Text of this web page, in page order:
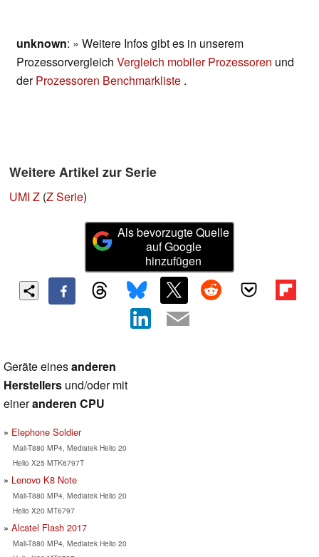
unknown: » Weitere Infos gibt es in unserem
Prozessorvergleich Vergleich mobiler Prozessoren und
derProzessoren Benchmarkliste .
Weitere Artikel zur Serie
UMI Z (Z Serie)
Als bevorzugte Quelle
auf Google
hinzufügen
Geräte einesanderen
Herstellers und/oder mit
eineranderen CPU
Elephone Soldier
Mali-T880 MP4, Mediatek Helio 20
Helio X25 MTK6797T
Lenovo K8 Note
Mali-T880 MP4, Mediatek Helio 20
Helio X20 MT6797
Alcatel Flash 2017
Mali-T880 MP4, Mediatek Helio 20